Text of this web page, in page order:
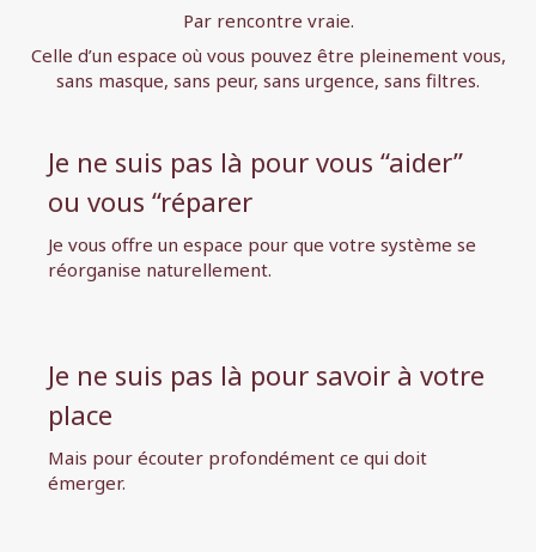
Par rencontre vraie.
Celle d’un espace où vous pouvez être pleinement vous,
sans masque, sans peur, sans urgence, sans filtres.
Je ne suis pas là pour vous “aider”
ou vous “réparer
Je vous offre un espace pour que votre système se
réorganise naturellement.
Je ne suis pas là pour savoir à votre
place
Mais pour écouter profondément ce qui doit
émerger.